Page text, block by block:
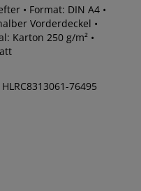
• Format: DIN A4 •
Vorderdeckel •
Karton 250 g/m² •
76495